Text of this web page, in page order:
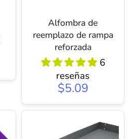
Alfombra de
reemplazo de rampa
reforzada
6
reseñas
$5.09